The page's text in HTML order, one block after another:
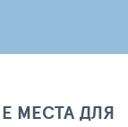
МЕСТА ДЛЯ